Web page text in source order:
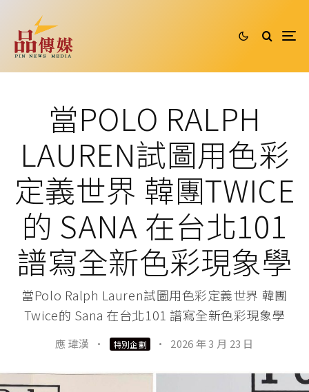
當POLO RALPH
LAUREN試圖用色彩
定義世界 韓團TWICE
的 SANA 在台北101
譜寫全新色彩現象學
當Polo Ralph Lauren試圖用色彩定義世界 韓團
Twice的 Sana 在台北101 譜寫全新色彩現象學
應 瑋漢 · 特別企劃 · 2026 年 3 月 23 日